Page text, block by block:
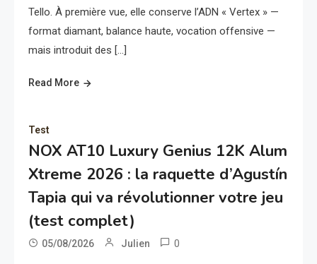
Tello. À première vue, elle conserve l’ADN « Vertex » —
format diamant, balance haute, vocation offensive —
mais introduit des […]
Read More
Test
NOX AT10 Luxury Genius 12K Alum
Xtreme 2026 : la raquette d’Agustín
Tapia qui va révolutionner votre jeu
(test complet)
05/08/2026 Julien 0